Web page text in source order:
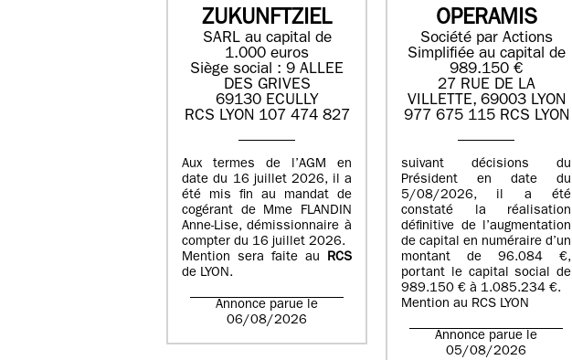
ZUKUNFTZIEL
SARL au capital de
1.000 euros
Siège social : 9 ALLEE
DES GRIVES
69130 ECULLY
RCS LYON 107 474 827
Aux termes de l’AGM en
date du 16 juillet 2026, il a
été mis fin au mandat de
cogérant de Mme FLANDIN
Anne-Lise, démissionnaire à
compter du 16 juillet 2026.
Mention sera faite au RCS
de LYON.
Annonce parue le
06/08/2026
OPERAMIS
Société par Actions
Simplifiée au capital de
989.150 €
27 RUE DE LA
VILLETTE, 69003 LYON
977 675 115 RCS LYON
suivant décisions du
Président en date du
5/08/2026, il a été
constaté la réalisation
définitive de l’augmentation
de capital en numéraire d’un
montant de 96.084 €,
portant le capital social de
989.150 € à 1.085.234 €.
Mention au RCS LYON
Annonce parue le
05/08/2026